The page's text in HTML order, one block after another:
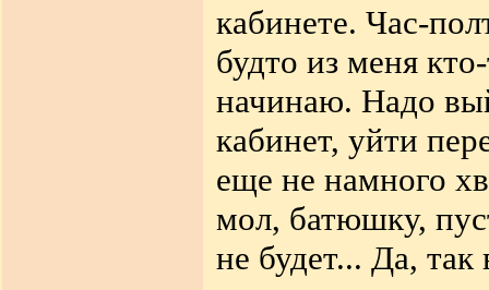
кабинете. Час-
будто из меня
начинаю. Надо
кабинет, уйти
еще не намного
мол, батюшку,
не будет... Да,